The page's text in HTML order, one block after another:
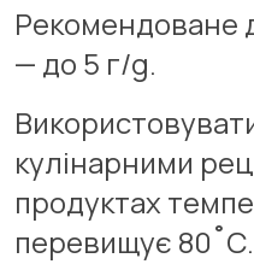
Рекомендоване
— до 5 г/g.
кулінарними
продуктах
перевищує 80˚С.